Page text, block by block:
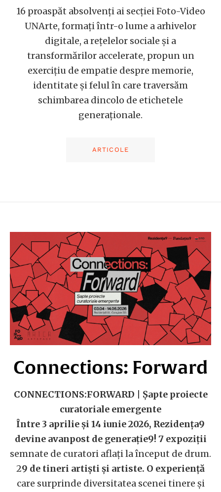
16 proaspăt absolvenți ai secției Foto-Video
UNArte, formați într-o lume a arhivelor
digitale, a rețelelor sociale și a
transformărilor accelerate, propun un
exercițiu de empatie despre memorie,
identitate și felul în care traversăm
schimbarea dincolo de etichetele
generaționale.
ARTICOLE
Connections: Forward
CONNECTIONS:FORWARD | Șapte proiecte
curatoriale emergente
Între 3 aprilie și 14 iunie 2026, Rezidența9
devine avanpost de generație9! 7 expoziții
semnate de curatori aflați la început de drum.
29 de tineri artiști și artiste. O experiență
care surprinde diversitatea scenei tinere și